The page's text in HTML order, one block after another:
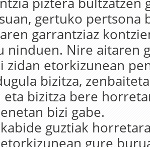
gertuko pertsona
garrantziaz
ninduen. Nire aitaren
zidan etorkizunean
bizitza,
eta bizitza bere
bizi gabe.
guztiak
gure